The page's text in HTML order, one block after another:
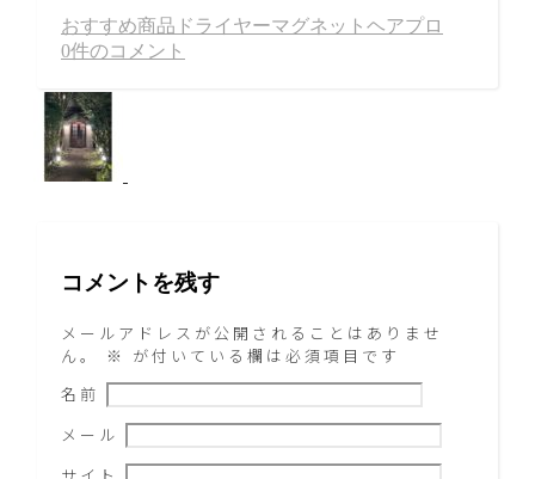
おすすめ商品 ドライヤーマグネットヘアプロ
0件のコメント
コメントを残す
メールアドレスが公開されることはありませ
ん。
※
が付いている欄は必須項目です
名前
メール